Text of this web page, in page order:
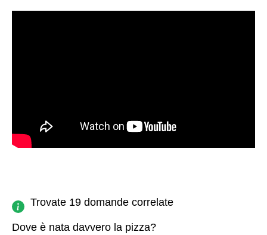
Trovate 19 domande correlate
Dove è nata davvero la pizza?